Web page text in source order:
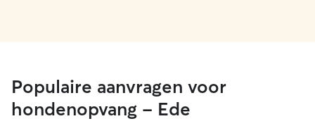
Populaire aanvragen voor
hondenopvang - Ede